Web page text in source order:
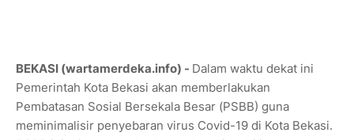
BEKASI (wartamerdeka.info) - Dalam waktu dekat ini
Pemerintah Kota Bekasi akan memberlakukan
Pembatasan Sosial Bersekala Besar (PSBB) guna
meminimalisir penyebaran virus Covid-19 di Kota Bekasi.